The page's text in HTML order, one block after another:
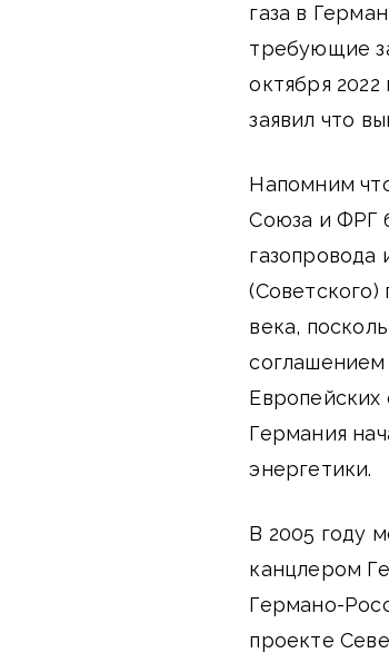
газа в
требующие
октября
заявил что
Напомним
Союза и ФРГ
газопровода
(Советского)
века,
Германия
энергетики.
В 2005 году
канцлером
Германо-
проекте